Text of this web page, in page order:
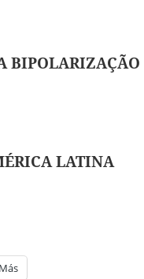
BIPOLARIZAÇÃO
LATINA
Más